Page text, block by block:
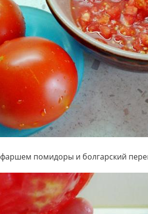
фаршем помидоры и болгарский